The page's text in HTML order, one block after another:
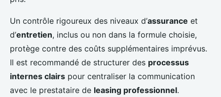
Un contrôle rigoureux des niveaux d’assurance et
d’entretien, inclus ou non dans la formule choisie,
protège contre des coûts supplémentaires imprévus.
Il est recommandé de structurer des processus
internes clairs pour centraliser la communication
avec le prestataire de leasing professionnel.